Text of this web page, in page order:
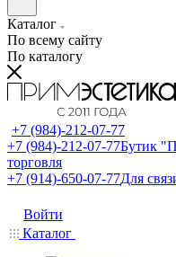
Каталог
По всему сайту
По каталогу
+7 (984)-212-07-77
+7 (984)-212-07-77Бутик
торговля
+7 (914)-650-07-77Для
Войти
Каталог